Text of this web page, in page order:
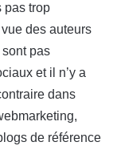
pas trop
des auteurs
pas
et il n’y a
dans
de référence